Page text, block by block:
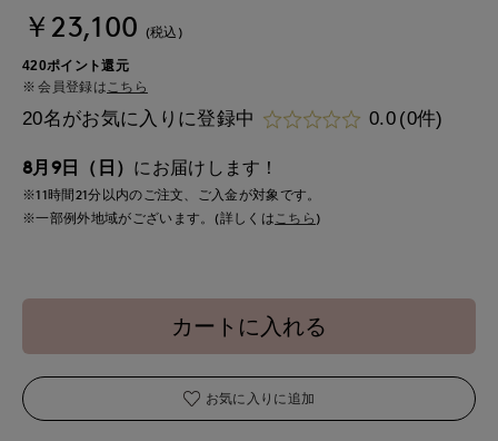
￥23,100 (税込)
420ポイント還元
会員登録は こちら
20名がお気に入りに登録中 0.0 (0件)
8月9日（日） にお届けします！
※11時間21分以内のご注文、ご入金が対象です。
※一部例外地域がございます。(詳しくはこちら )
カートに入れる
お気に入りに追加